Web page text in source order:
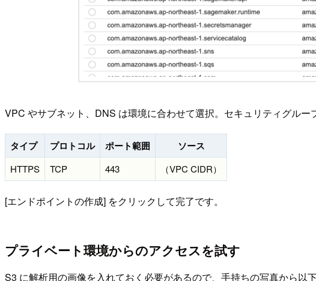
VPC やサブネット、DNS は環境に合わせて選択。セキュリティグル
タイプ プロトコル ポート範囲 ソース
HTTPS TCP 443 （VPC CIDR）
[エンドポイントの作成] をクリックして完了です。
プライベート環境からのアクセスを試す
S3 に解析用の画像を入れておく必要があるので、手持ちの写真から以